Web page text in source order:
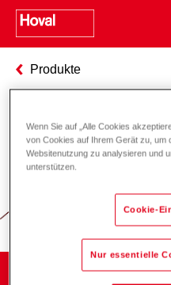
Produkte
Wenn Sie auf „Alle Cookies
von Cookies auf Ihrem Gerät zu, um
Websitenutzung zu analysieren und
unterstützen.
Cookie-
Nur essentielle